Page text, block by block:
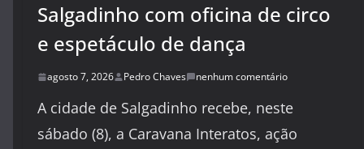
Salgadinho com oficina de circo
e espetáculo de dança
agosto 7, 2026 Pedro Chaves nenhum comentário
A cidade de Salgadinho recebe, neste
sábado (8), a Caravana Interatos, ação